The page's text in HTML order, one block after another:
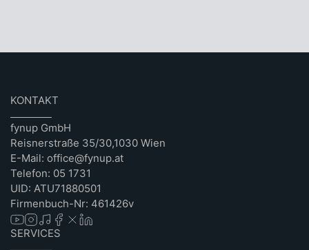
KONTAKT
fynup GmbH
Reisnerstraße 35/30,1030 Wien
E-Mail: office@fynup.at
Telefon: 05 1731
UID: ATU71880501
Firmenbuch-Nr: 461426v
SERVICES